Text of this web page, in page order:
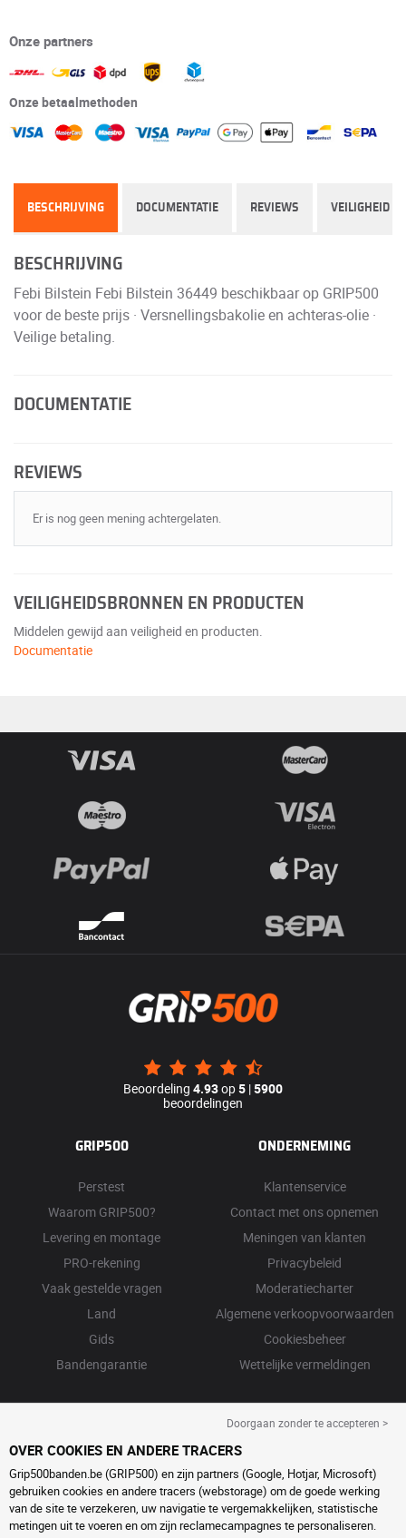
Onze partners
Onze betaalmethoden
BESCHRIJVING DOCUMENTATIE REVIEWS VEILIGHEID
BESCHRIJVING
Febi Bilstein Febi Bilstein 36449 beschikbaar op GRIP500
voor de beste prijs · Versnellingsbakolie en achteras-olie ·
Veilige betaling.
DOCUMENTATIE
REVIEWS
Er is nog geen mening achtergelaten.
VEILIGHEIDSBRONNEN EN PRODUCTEN
Middelen gewijd aan veiligheid en producten.
Documentatie
Beoordeling 4.93op5 |5900
beoordelingen
GRIP500
Perstest
Waarom GRIP500?
Levering en montage
PRO-rekening
Vaak gestelde vragen
Land
Gids
Bandengarantie
ONDERNEMING
Klantenservice
Contact met ons opnemen
Meningen van klanten
Privacybeleid
Moderatiecharter
Algemene verkoopvoorwaarden
Cookiesbeheer
Wettelijke vermeldingen
Doorgaan zonder te accepteren >
OVER COOKIES EN ANDERE TRACERS
Grip500banden.be (GRIP500) en zijn partners (Google, Hotjar, Microsoft)
gebruiken cookies en andere tracers (webstorage) om de goede werking
van de site te verzekeren, uw navigatie te vergemakkelijken, statistische
metingen uit te voeren en om zijn reclamecampagnes te personaliseren.